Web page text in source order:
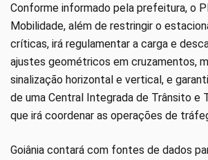
Conforme informado pela prefeitura, o
Mobilidade, além de restringir o
críticas, irá regulamentar a carga e
ajustes geométricos em cruzamentos,
sinalização horizontal e vertical, e
de uma Central Integrada de Trânsito e
que irá coordenar as operações de
Goiânia contará com fontes de dados